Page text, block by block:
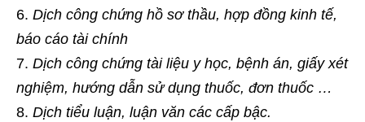
Dịch công chứng hồ sơ thầu, hợp đồng kinh tế,
báo cáo tài chính
Dịch công chứng tài liệu y học, bệnh án, giấy xét
nghiệm, hướng dẫn sử dụng thuốc, đơn thuốc …
Dịch tiểu luận, luận văn các cấp bậc.